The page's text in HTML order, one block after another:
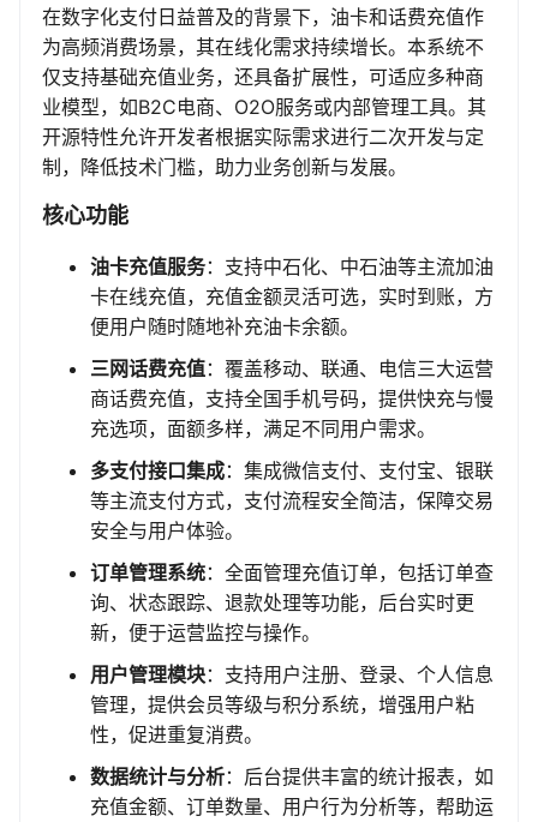
在数字化支付日益普及的背景下，油卡和话费充值作
为高频消费场景，其在线化需求持续增长。本系统不
仅支持基础充值业务，还具备扩展性，可适应多种商
业模型，如B2C电商、O2O服务或内部管理工具。其
开源特性允许开发者根据实际需求进行二次开发与定
制，降低技术门槛，助力业务创新与发展。
核心功能
油卡充值服务：支持中石化、中石油等主流加油
卡在线充值，充值金额灵活可选，实时到账，方
便用户随时随地补充油卡余额。
三网话费充值：覆盖移动、联通、电信三大运营
商话费充值，支持全国手机号码，提供快充与慢
充选项，面额多样，满足不同用户需求。
多支付接口集成：集成微信支付、支付宝、银联
等主流支付方式，支付流程安全简洁，保障交易
安全与用户体验。
订单管理系统：全面管理充值订单，包括订单查
询、状态跟踪、退款处理等功能，后台实时更
新，便于运营监控与操作。
用户管理模块：支持用户注册、登录、个人信息
管理，提供会员等级与积分系统，增强用户粘
性，促进重复消费。
数据统计与分析：后台提供丰富的统计报表，如
充值金额、订单数量、用户行为分析等，帮助运